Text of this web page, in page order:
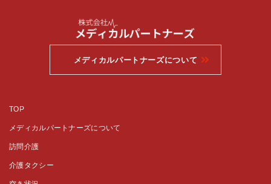
メディカルパートナーズについて
TOP
メディカルパートナーズについて
訪問介護
介護タクシー